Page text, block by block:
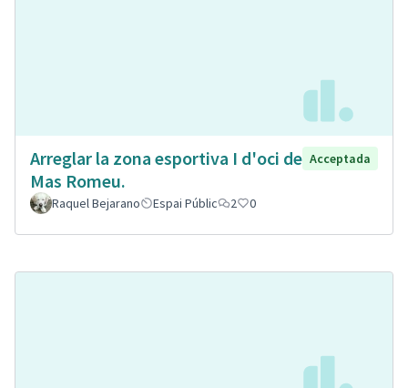
Arreglar la zona esportiva I d'oci de
Mas Romeu.
Acceptada
Raquel Bejarano Espai Públic 2 0